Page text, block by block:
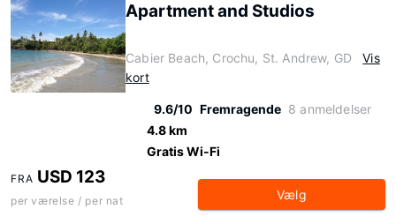
Apartment and Studios
Cabier Beach, Crochu, St. Andrew, GD
Vis
kort
9.6/10 Fremragende 8 anmeldelser
4.8 km
Gratis Wi-Fi
FRA USD 123
per værelse / per nat Vælg